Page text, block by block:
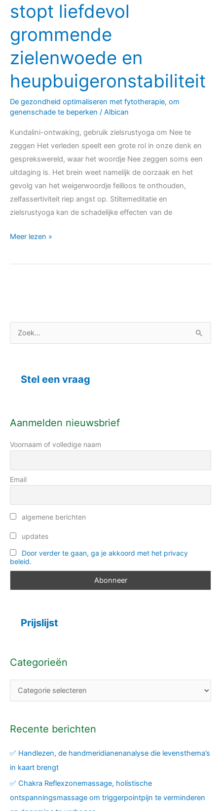
stopt liefdevol
grommende
zielenwoede en
heupbuigeronstabiliteit
De gezondheid optimaliseren met fytotherapie, om
genenschade te beperken / Albican
Kundalini-ontwaking, gebruik zielsrustyoga om Nee te
zeggen Het verleden speelt een grote rol in onze denk en
gesprekswereld, waar het woordje Nee zeggen soms een
uitdaging is. Het brein weet namelijk de oorzaak en het
gevolg van het weigerwoordje feilloos te onthouden,
zelfassertiviteit riep angst op. Stiltemeditatie en
zielsrustyoga kan de schadelijke effecten van de
inzicht,
stopt
liefdevol
grommende
en
Meer lezen »
a
:
Stel een vraag
Aanmelden nieuwsbrief
Voornaam of volledige naam
Email
algemene berichten
updates
Door verder te gaan, ga je akkoord met het privacy
beleid.
Prijslijst
Categorieën
a
i
e
n
Recente berichten
✅ Handlezen, de handmeridianenanalyse die levensthema’s
in kaart brengt
✅ Chakra Reflexzonemassage, holistische
ontspanningsmassage om triggerpointpijn te verminderen